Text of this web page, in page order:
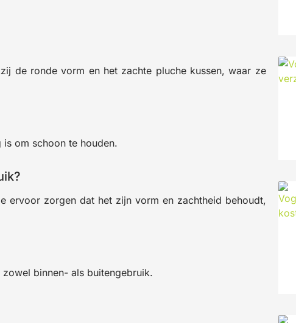
de ronde vorm en het zachte pluche kussen, waar ze
om schoon te houden.
ervoor zorgen dat het zijn vorm en zachtheid behoudt,
binnen- als buitengebruik.